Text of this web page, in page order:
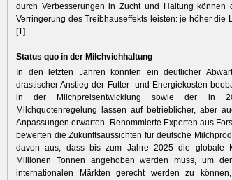
durch Verbesserungen in Zucht und Haltung
Verringerung des Treibhauseffekts leisten: je höher die
[1].
Status quo in der Milchviehhaltung
In den letzten Jahren konnten ein deutlicher
drastischer Anstieg der Futter- und Energiekosten
in der Milchpreisentwicklung sowie der in
Milchquotenregelung lassen auf betrieblicher, aber
Anpassungen erwarten. Renommierte Experten aus
bewerten die Zukunftsaussichten für deutsche
davon aus, dass bis zum Jahre 2025 die globale
Millionen Tonnen angehoben werden muss, um
internationalen Märkten gerecht werden zu